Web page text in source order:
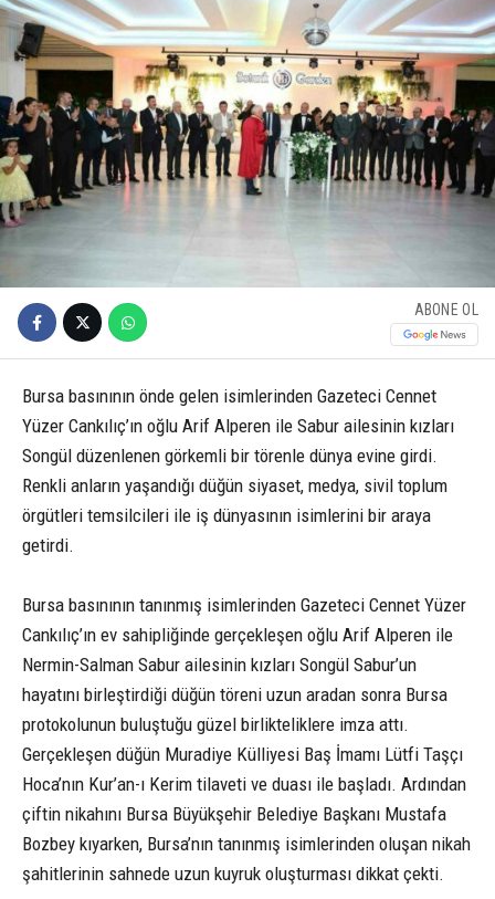
ABONE OL
Bursa basınının önde gelen isimlerinden Gazeteci Cennet
Yüzer Cankılıç’ın oğlu Arif Alperen ile Sabur ailesinin kızları
Songül düzenlenen görkemli bir törenle dünya evine girdi.
Renkli anların yaşandığı düğün siyaset, medya, sivil toplum
örgütleri temsilcileri ile iş dünyasının isimlerini bir araya
getirdi.
Bursa basınının tanınmış isimlerinden Gazeteci Cennet Yüzer
Cankılıç’ın ev sahipliğinde gerçekleşen oğlu Arif Alperen ile
Nermin-Salman Sabur ailesinin kızları Songül Sabur’un
hayatını birleştirdiği düğün töreni uzun aradan sonra Bursa
protokolunun buluştuğu güzel birlikteliklere imza attı.
Gerçekleşen düğün Muradiye Külliyesi Baş İmamı Lütfi Taşçı
Hoca’nın Kur’an-ı Kerim tilaveti ve duası ile başladı. Ardından
çiftin nikahını Bursa Büyükşehir Belediye Başkanı Mustafa
Bozbey kıyarken, Bursa’nın tanınmış isimlerinden oluşan nikah
şahitlerinin sahnede uzun kuyruk oluşturması dikkat çekti.